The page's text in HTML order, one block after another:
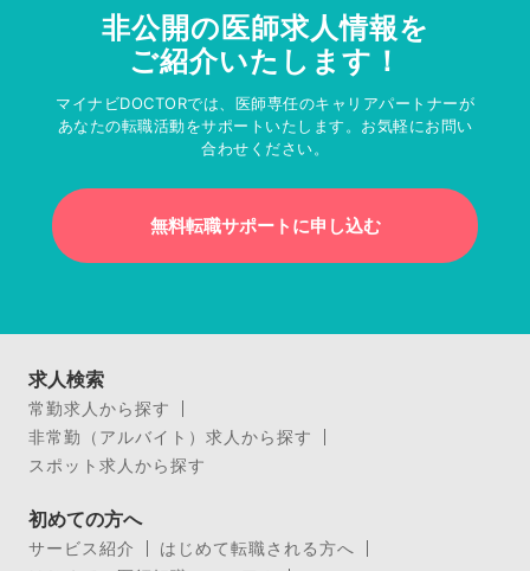
非公開の医師求人情報を
ご紹介いたします！
マイナビDOCTORでは、医師専任のキャリアパートナーが
あなたの転職活動をサポートいたします。お気軽にお問い
合わせください。
無料転職サポートに申し込む
求人検索
常勤求人から探す
非常勤（アルバイト）求人から探す
スポット求人から探す
初めての方へ
サービス紹介
はじめて転職される方へ